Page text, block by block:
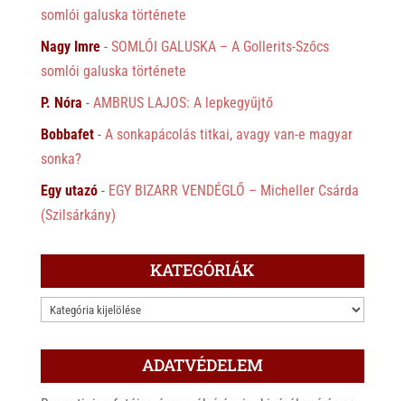
somlói galuska története
Nagy Imre- SOMLÓI GALUSKA – A Gollerits-Szőcs
somlói galuska története
P. Nóra - AMBRUS LAJOS: A lepkegyűjtő
Bobbafet- A sonkapácolás titkai, avagy van-e magyar
sonka?
Egy utazó- EGY BIZARR VENDÉGLŐ – Micheller Csárda
(Szilsárkány)
KATEGÓRIÁK
KATEGÓRIÁK
ADATVÉDELEM